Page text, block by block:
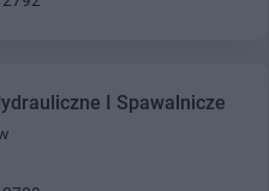
I Spawalnicze